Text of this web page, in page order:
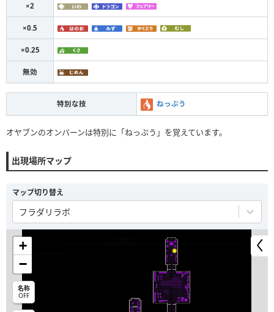
×2
×0.5
×0.25
無効
特別な技 ねっぷう
オヤブンのオンバーンは特別に「ねっぷう」を覚えています。
出現場所マップ
マップ切り替え
フラダリラボ
+
−
名称
OFF